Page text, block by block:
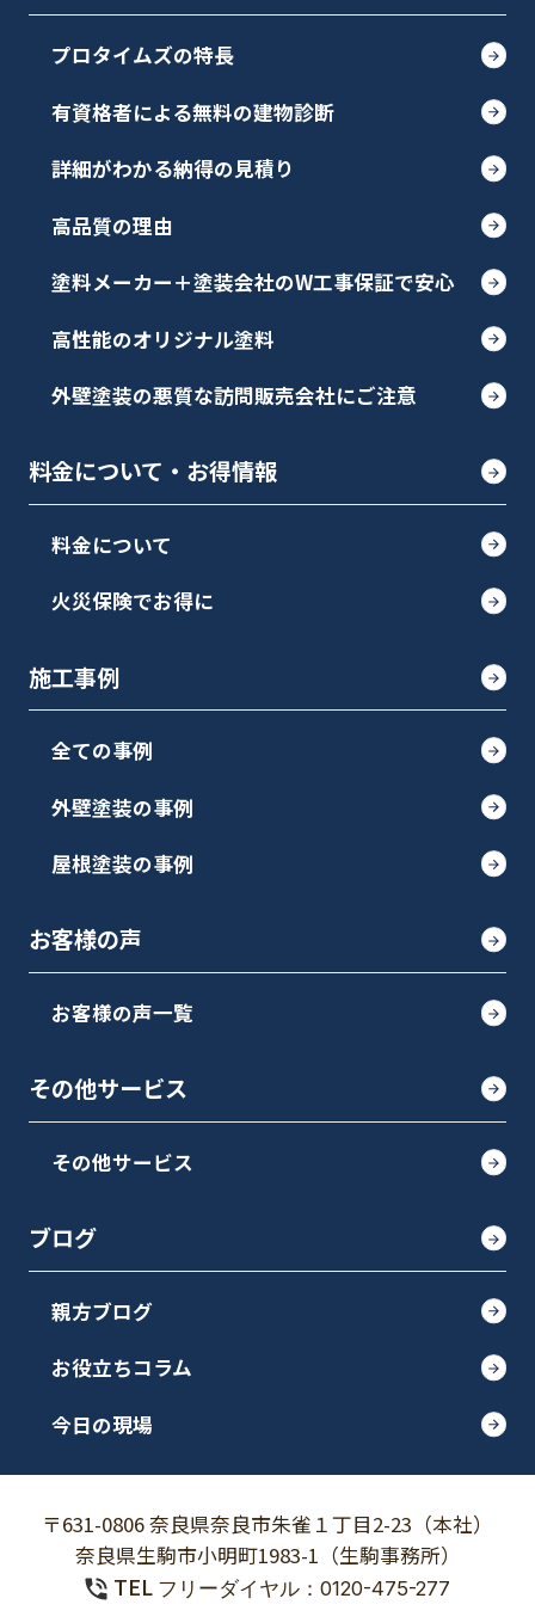
プロタイムズの特長
有資格者による無料の建物診断
詳細がわかる納得の見積り
高品質の理由
塗料メーカー＋塗装会社のW工事保証で安心
高性能のオリジナル塗料
外壁塗装の悪質な訪問販売会社にご注意
料金について・お得情報
料金について
火災保険でお得に
施工事例
全ての事例
外壁塗装の事例
屋根塗装の事例
お客様の声
お客様の声一覧
その他サービス
その他サービス
ブログ
親方ブログ
お役立ちコラム
今日の現場
〒631-0806 奈良県奈良市朱雀１丁目2-23（本社）
奈良県生駒市小明町1983-1（生駒事務所）
TEL フリーダイヤル：0120-475-277